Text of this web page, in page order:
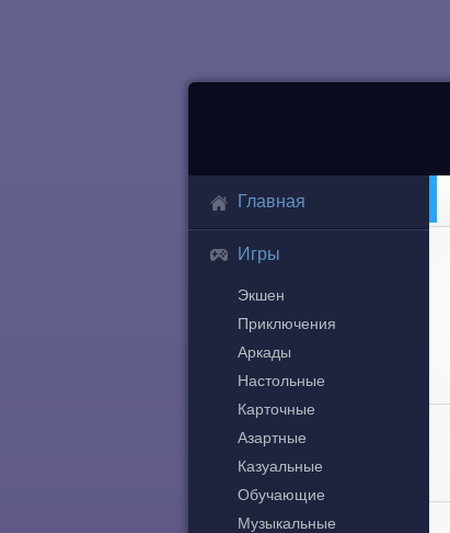
Главная
Игры
Экшен
Приключения
Аркады
Настольные
Карточные
Азартные
Казуальные
Обучающие
Музыкальные